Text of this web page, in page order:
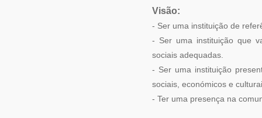
Visão:
- Ser uma instituição de
- Ser uma instituição que
sociais adequadas.
- Ser uma instituição
sociais, económicos e
- Ter uma presença na